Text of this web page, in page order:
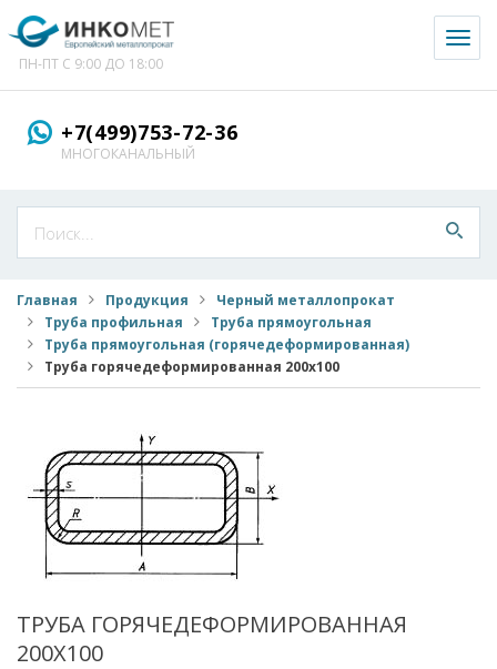
ПН-ПТ С 9:00 ДО 18:00
+7(499)753-72-36
МНОГОКАНАЛЬНЫЙ
Главная Продукция
Черный металлопрокат
Труба профильная
Труба прямоугольная
Труба прямоугольная (горячедеформированная)
Труба горячедеформированная 200x100
ТРУБА ГОРЯЧЕДЕФОРМИРОВАННАЯ
200X100